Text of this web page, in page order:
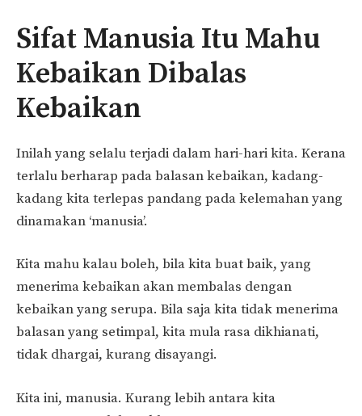
Sifat Manusia Itu Mahu
Kebaikan Dibalas
Kebaikan
Inilah yang selalu terjadi dalam hari-hari kita. Kerana
terlalu berharap pada balasan kebaikan, kadang-
kadang kita terlepas pandang pada kelemahan yang
dinamakan ‘manusia’.
Kita mahu kalau boleh, bila kita buat baik, yang
menerima kebaikan akan membalas dengan
kebaikan yang serupa. Bila saja kita tidak menerima
balasan yang setimpal, kita mula rasa dikhianati,
tidak dhargai, kurang disayangi.
Kita ini, manusia. Kurang lebih antara kita